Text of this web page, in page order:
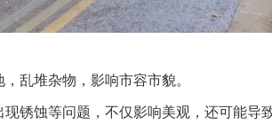
乱堆杂物，影响市容市貌。
锈蚀等问题，不仅影响美观，还可能导